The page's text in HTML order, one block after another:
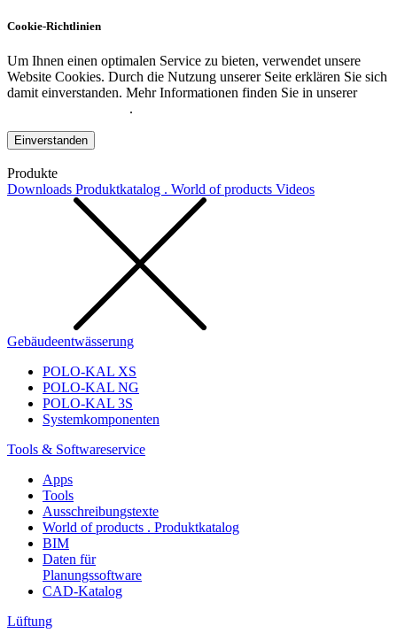
Cookie-Richtlinien
Um Ihnen einen optimalen Service zu bieten, verwendet unsere
Website Cookies. Durch die Nutzung unserer Seite erklären Sie sich
damit einverstanden. Mehr Informationen finden Sie in unserer
.
Einverstanden
Produkte
Downloads Produktkatalog . World of products Videos
Gebäudeentwässerung
POLO-KAL XS
POLO-KAL NG
POLO-KAL 3S
Systemkomponenten
Tools & Softwareservice
Apps
Tools
Ausschreibungstexte
World of products . Produktkatalog
BIM
Daten für
Planungssoftware
CAD-Katalog
Lüftung